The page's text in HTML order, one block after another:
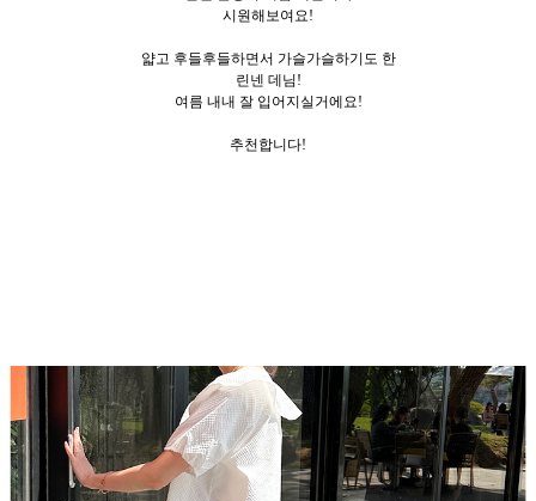
시원해보여요!
얇고 후들후들하면서 가슬가슬하기도 한
린넨 데님!
여름 내내 잘 입어지실거에요!
추천합니다!